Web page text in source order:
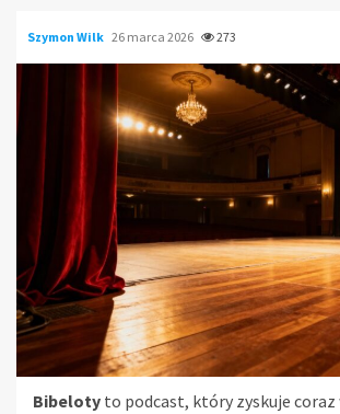
Szymon Wilk 26 marca 2026 273
Bibeloty to podcast, który zyskuje coraz